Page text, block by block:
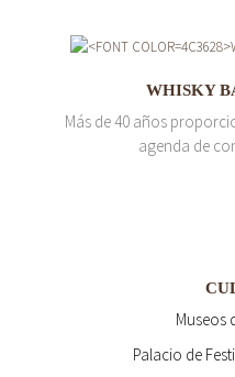
WHISKY
Más de 40 años
agenda de
Museos
Palacio de